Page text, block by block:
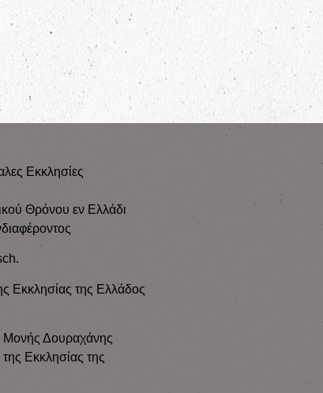
Εκκλησίες
Θρόνου εν Ελλάδι
Εκκλησίας της Ελλάδος
Μονής Δουραχάνης
Εκκλησίας της